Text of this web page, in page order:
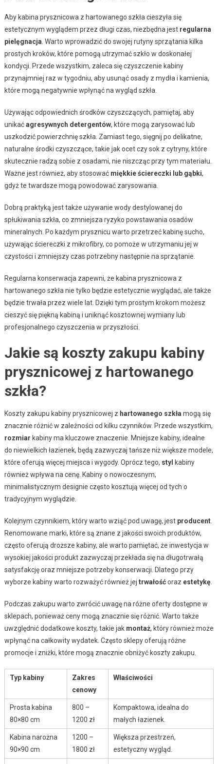
Aby kabina prysznicowa z hartowanego szkła cieszyła się
estetycznym wyglądem przez długi czas, niezbędna jest regularna
pielęgnacja . Warto wprowadzić do swojej rutyny sprzątania kilka
prostych kroków, które pomogą utrzymać szkło w doskonałej
kondycji. Przede wszystkim, zaleca się czyszczenie kabiny
przynajmniej raz w tygodniu, aby usunąć osady z mydła i kamienia,
które mogą negatywnie wpłynąć na wygląd szkła.
Używając odpowiednich środków czyszczących, pamiętaj, aby
unikaćagresywnych detergentów, które mogą zarysować lub
uszkodzić powierzchnię szkła. Zamiast tego, sięgnij po delikatne,
naturalne środki czyszczące, takie jak ocet czy sok z cytryny, które
skutecznie radzą sobie z osadami, nie niszcząc przy tym materiału.
Ważne jest również, aby stosować miękkie ściereczki lub gąbki,
gdyż te twardsze mogą powodować zarysowania.
Dobrą praktyką jest także używanie wody destylowanej do
spłukiwania szkła, co zmniejsza ryzyko powstawania osadów
mineralnych. Po każdym prysznicu warto przetrzeć kabinę sucho,
używając ściereczki z mikrofibry, co pomoże w utrzymaniu jej w
czystości i zmniejszy czas potrzebny następnie na sprzątanie.
Regularna konserwacja zapewni, że kabina prysznicowa z
hartowanego szkła nie tylko będzie estetycznie wyglądać, ale także
będzie trwała przez wiele lat. Dzięki tym prostym krokom możesz
cieszyć się piękną kabiną i uniknąć kosztownej wymiany lub
profesjonalnego czyszczenia w przyszłości.
Jakie są koszty zakupu kabiny
prysznicowej z hartowanego
szkła?
Koszty zakupu kabiny prysznicowej z hartowanego szkła mogą się
znacznie różnić w zależności od kilku czynników. Przede wszystkim,
rozmiar kabiny ma kluczowe znaczenie. Mniejsze kabiny, idealne
do niewielkich łazienek, będą zazwyczaj tańsze niż większe modele,
które oferują więcej miejsca i wygody. Oprócz tego, styl kabiny
również wpływa na cenę. Kabiny o nowoczesnym,
minimalistycznym designie często kosztują więcej od tych o
tradycyjnym wyglądzie.
Kolejnym czynnikiem, który warto wziąć pod uwagę, jest producent.
Renomowane marki, które są znane z jakości swoich produktów,
często oferują droższe kabiny, ale warto pamiętać, że inwestycja w
wysokiej jakości produkt zazwyczaj przekłada się na długotrwałą
satysfakcję oraz mniejsze potrzeby konserwacji. Dlatego przy
wyborze kabiny warto rozważyć również jej trwałośćoraz estetykę.
Podczas zakupu warto zwrócić uwagę na różne oferty dostępne w
sklepach, ponieważ ceny mogą znacznie się różnić. Warto także
uwzględnić dodatkowe koszty, takie jak montaż, który również może
wpłynąć na całkowity wydatek. Często sklepy oferują różne
promocje i zniżki, które mogą znacznie obniżyć koszty zakupu.
Typ kabiny
Zakres
cenowy
Właściwości
Prosta kabina
80×80 cm
800 –
1200 zł
Kompaktowa, idealna do
małych łazienek.
Kabina narożna
90×90 cm
1200 –
1800 zł
Większa przestrzeń,
estetyczny wygląd.